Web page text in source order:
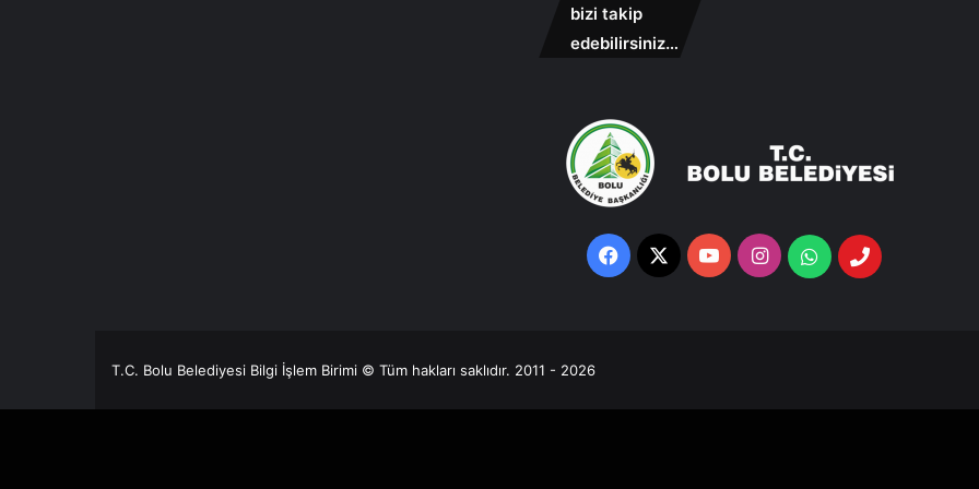
bizi takip
edebilirsiniz…
Facebook
X YouTubeInstagramWhatsappTelefon
T.C. Bolu Belediyesi Bilgi İşlem Birimi © Tüm hakları saklıdır. 2011 - 2026